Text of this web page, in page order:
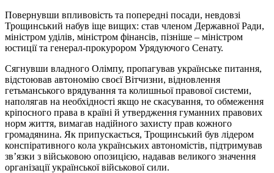
Повернувши впливовість та попередні посади, невдовзі
Трощинський набув іще вищих: став членом Державної Ради,
міністром уділів, міністром фінансів, пізніше – міністром
юстиції та генерал-прокурором Урядуючого Сенату.
Сягнувши владного Олімпу, пропагував українське питання,
відстоював автономію своєї Вітчизни, відновлення
гетьманського врядування та колишньої правової системи,
наполягав на необхідності якщо не скасування, то обмеження
кріпосного права в країні й утвердження гуманних правових
норм життя, вимагав надійного захисту прав кожного
громадянина. Як припускається, Трощинський був лідером
конспіративного кола українських автономістів, підтримував
зв’язки з військовою опозицією, надавав великого значення
організації української військової сили.